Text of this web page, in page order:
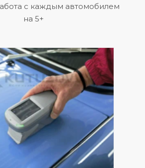
с каждым автомобилем
на 5+